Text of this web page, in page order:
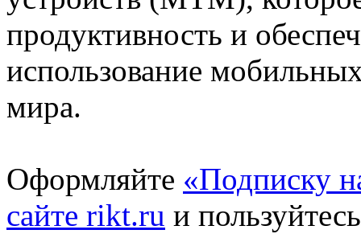
продуктивность и
использование
мира.
Оформляйте «Подписку
сайте rikt.ru и